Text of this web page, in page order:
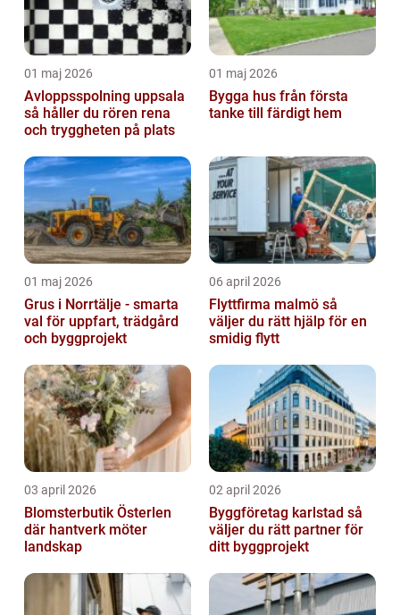
01 maj 2026
Avloppsspolning uppsala
så håller du rören rena
och tryggheten på plats
01 maj 2026
Bygga hus från första
tanke till färdigt hem
01 maj 2026
Grus i Norrtälje - smarta
val för uppfart, trädgård
och byggprojekt
06 april 2026
Flyttfirma malmö så
väljer du rätt hjälp för en
smidig flytt
03 april 2026
Blomsterbutik Österlen
där hantverk möter
landskap
02 april 2026
Byggföretag karlstad så
väljer du rätt partner för
ditt byggprojekt